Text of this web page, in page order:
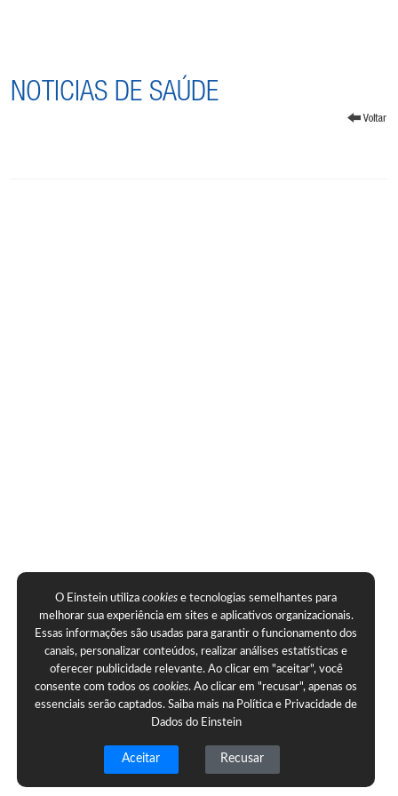
NOTICIAS DE SAÚDE
O Einstein utilizacookies e tecnologias semelhantes para
melhorar sua experiência em sites e aplicativos organizacionais.
Essas informações são usadas para garantir o funcionamento dos
canais, personalizar conteúdos, realizar análises estatísticas e
oferecer publicidade relevante. Ao clicar em "aceitar", você
consente com todos oscookies. Ao clicar em "recusar", apenas os
essenciais serão captados. Saiba mais na Política e Privacidade de
Dados do Einstein
Aceitar Recusar